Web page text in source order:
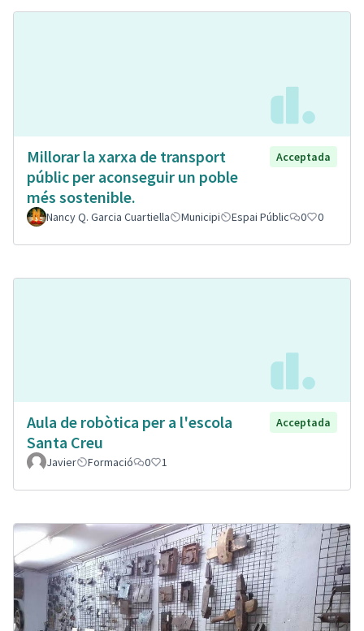
Millorar la xarxa de transport
públic per aconseguir un poble
més sostenible.
Acceptada
Nancy Q. Garcia Cuartiella Municipi Espai Públic 0 0
Aula de robòtica per a l'escola
Santa Creu
Acceptada
Javier Formació 0 1